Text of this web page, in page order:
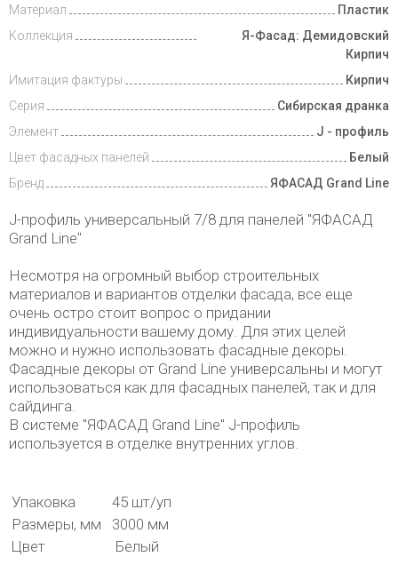
Материал
Пластик
Коллекция
Я-Фасад: Демидовский
Кирпич
Имитация фактуры
Кирпич
Серия
Сибирская дранка
Элемент
J - профиль
Цвет фасадных панелей
Белый
Бренд
ЯФАСАД Grand Line
J-профиль универсальный 7/8 для панелей "ЯФАСАД
Grand Line"
Несмотря на огромный выбор строительных
материалов и вариантов отделки фасада, все еще
очень остро стоит вопрос о придании
индивидуальности вашему дому. Для этих целей
можно и нужно использовать фасадные декоры.
Фасадные декоры от Grand Line универсальны и могут
использоваться как для фасадных панелей, так и для
сайдинга.
В системе "ЯФАСАД Grand Line" J-профиль
используется в отделке внутренних углов.
Упаковка
45 шт/уп
Размеры, мм
3000 мм
Цвет
Белый